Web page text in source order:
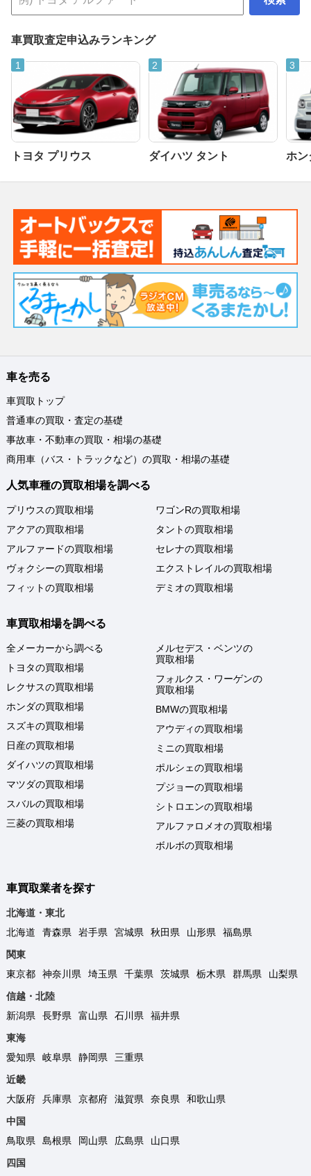
車買取査定申込みランキング
トヨタ プリウス ダイハツ タント ホン
車を売る
車買取トップ
普通車の買取・査定の基礎
事故車・不動車の買取・相場の基礎
商用車（バス・トラックなど）の買取・相場の基礎
人気車種の買取相場を調べる
プリウスの買取相場
アクアの買取相場
アルファードの買取相場
ヴォクシーの買取相場
フィットの買取相場
ワゴンRの買取相場
タントの買取相場
セレナの買取相場
エクストレイルの買取相場
デミオの買取相場
車買取相場を調べる
全メーカーから調べる
トヨタの買取相場
レクサスの買取相場
ホンダの買取相場
スズキの買取相場
日産の買取相場
ダイハツの買取相場
マツダの買取相場
スバルの買取相場
三菱の買取相場
メルセデス・ベンツの
買取相場
フォルクス・ワーゲンの
買取相場
BMWの買取相場
アウディの買取相場
ミニの買取相場
ポルシェの買取相場
プジョーの買取相場
シトロエンの買取相場
アルファロメオの買取相場
ボルボの買取相場
車買取業者を探す
北海道・東北
北海道
青森県 岩手県 宮城県 秋田県 山形県
福島県
関東
東京都
神奈川県 埼玉県 千葉県 茨城県 栃木県 群馬県
山梨県
信越・北陸
新潟県
長野県 富山県 石川県
福井県
東海
愛知県
岐阜県 静岡県
三重県
近畿
大阪府
兵庫県 京都府 滋賀県 奈良県
和歌山県
中国
鳥取県
島根県 岡山県 広島県
山口県
四国